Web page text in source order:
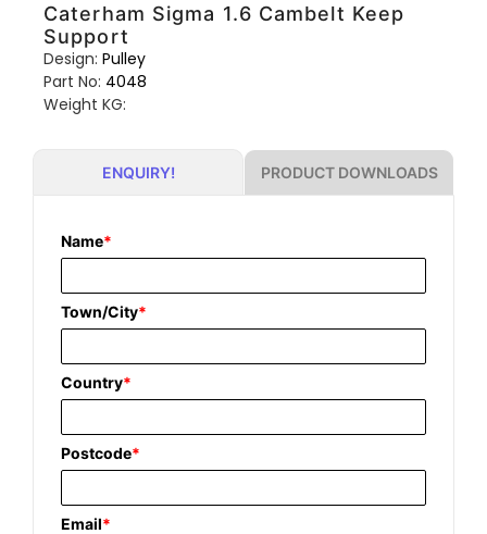
Caterham Sigma 1.6 Cambelt Keep
Support
Design: Pulley
Part No: 4048
Weight KG:
ENQUIRY! PRODUCT DOWNLOADS
Name*
Town/City*
Country*
Postcode*
Email*